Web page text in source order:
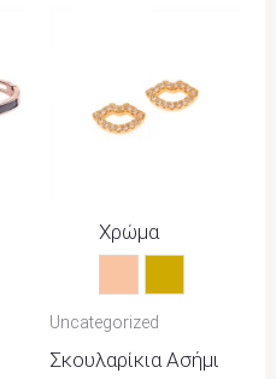
Χρώμα
Rose Gold
Χρυσό
Uncategorized
Σκουλαρίκια Ασήμι
25,00€